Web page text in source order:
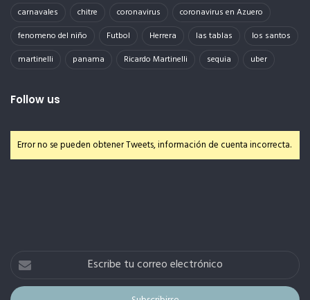
carnavales
chitre coronavirus
coronavirus en Azuero
fenomeno del niño
Futbol Herrera las tablas
los santos
martinelli
panama Ricardo Martinelli sequia uber
Follow us
Error no se pueden obtener Tweets, información de cuenta incorrecta.
Escribe
correo